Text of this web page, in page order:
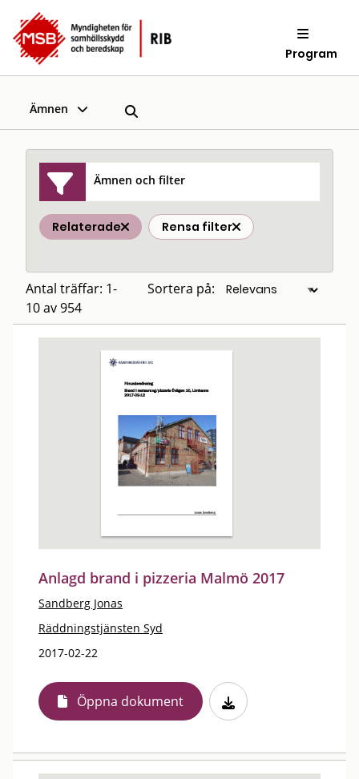
Program
Ämnen
Ämnen och filter
Relaterade Rensa filter
Antal träffar: 1-
10 av 954
Sortera på:
Anlagd brand i pizzeria Malmö 2017
Sandberg Jonas
Räddningstjänsten Syd
2017-02-22
Öppna dokument